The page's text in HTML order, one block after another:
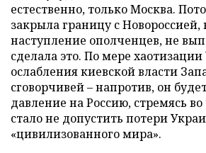
естественно, только Москва.
закрыла границу с Новороссией,
наступление ополченцев, не
сделала это. По мере
ослабления киевской власти
сговорчивей – напротив, он
давление на Россию, стремясь
стало не допустить потери
«цивилизованного мира».